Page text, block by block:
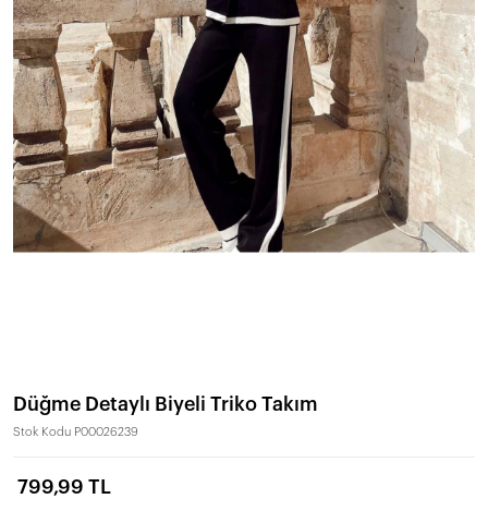
Düğme Detaylı Biyeli Triko Takım
Stok Kodu P00026239
799,99 TL